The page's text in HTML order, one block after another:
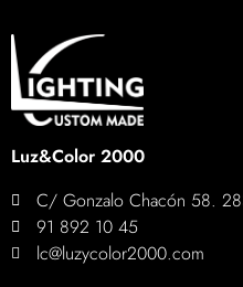
Luz&Color 2000
C/ Gonzalo Chacón 58.
91 892 10 45
lc@luzycolor2000.com